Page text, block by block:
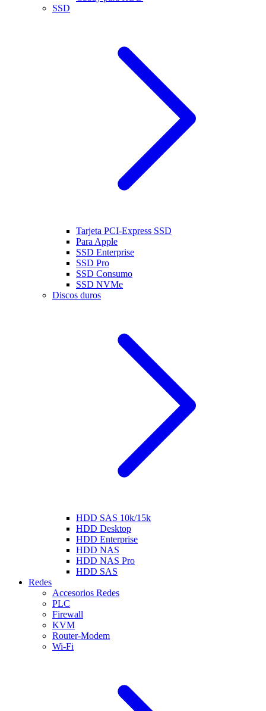
SSD
Tarjeta PCI-Express SSD
Para Apple
SSD Enterprise
SSD Pro
SSD Consumo
SSD NVMe
Discos duros
HDD SAS 10k/15k
HDD Desktop
HDD Enterprise
HDD NAS
HDD NAS Pro
HDD SAS
Redes
Accesorios Redes
PLC
Firewall
KVM
Router-Modem
Wi-Fi